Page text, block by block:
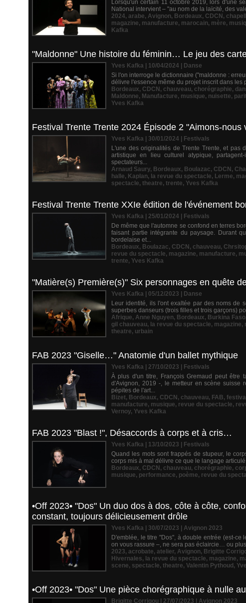
Lorsqu'un certain 11 octobre 2019, lors d'une
National intervient – "au nom de la laïcité, des
2024, arabe, Avignon, Bordeaux, CDCN ,
magazine, manufacture, marocain, mère,
Kafka
"Maldonne" Une histoire du féminin… Le jeu des
Yves Kafka | 10/04/2024
Danse
Si l'on interroge le dictionnaire ("maldonne :
délivre l'essence même du projet inscrit dans
Bordeaux, CDCN , chauveau, chorégraphie,
Maldonne, Manufacture, musique, nuisette,
Yves Kafka
Festival Trente Trente 2024 Épisode 2 "Aimons-
Yves Kafka | 30/01/2024
Festivals
L'une des originalités de Trente Trente, et pas
artistique en lieu culturel atypique,
spectateurs...
Arnaud Saury, Bordeaux, Boulazac, CDCN ,
halle, Kaplan, la revue du spectacle, Lerme,
spectacle, theatre, trente, Yves Kafka
Festival Trente Trente XXIe édition de l'événement
Yves Kafka | 25/01/2024
Festivals
De même que l'automne se confond en terres
faisant partie intégrante du paysage. Durant
bordelaise et...
Bordeaux, Boulazac, CDCN , chauveau,
revue du spectacle, magazine, manufacture,
trente, Yves Kafka
"Matière(s) Première(s)" Six personnages en quête
Yves Kafka | 05/12/2023
Danse
Leur identité, ils l'ont exaltée par des noms de
superbes danseurs (trois filles et trois garçons)
Afrique, Anne Nguyen, Bordeaux, Burkina Faso
gil chauveau, la revue du spectacle, magazine,
theatre, urbain
FAB 2023 "Giselle…" Anatomie d'un ballet mythique
Yves Kafka | 27/10/2023
Festivals
À plus d'un titre, François Gremaud peut être
d'Avignon, 2019 -, le metteur en scène suisse
pépites de l'art...
Bizet, Bordeaux, CDCN , chauveau, FAB, festival
manufacture, musique, revue du spectacle,
Vernoy, Yves Kafka
FAB 2023 "Blast !", Désaccords à corps et à cris…
Yves Kafka | 13/10/2023
Festivals
Quand les mots sont frappés de stupeur, le
corps mis à mal délivre ce que le langage
Bordeaux, CDCN , chauveau, chorégraphie,
musique, performance, poème, revue du
•Off 2023• "Dos" Un duo dos à dos, côte à côte,
constant, toujours délicieusement drôle
Yves Kafka | 30/07/2023
Avignon 2023
D'emblée, le titre "Dos", à double entrée (est-
on vous rassure –, ne sera pas éclaircie… ou
2023, acrobate, atelier, Avignon, Brigitte
Hivernales, la revue du spectacle, magazine,
scene, spectacle, theatre, Valentin Pythoud ,
•Off 2023• "Dos" Une pièce chorégraphique à nulle
Brigitte Corrigou | 27/07/2023
Avignon 2023